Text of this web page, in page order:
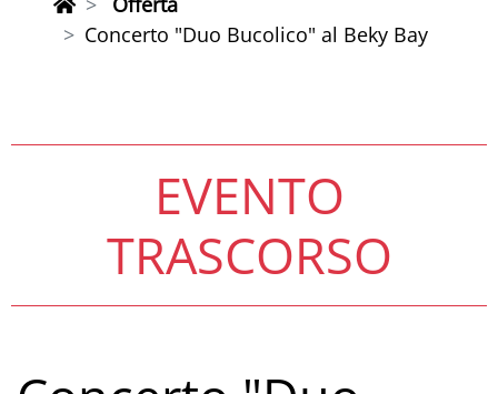
Concerto "Duo Bucolico" al Beky Bay
EVENTO
TRASCORSO